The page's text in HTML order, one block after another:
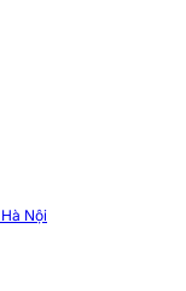
Office
lớn và thuê dài
Nội